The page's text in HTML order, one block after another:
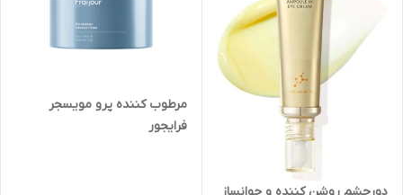
مرطوب کننده پرو مویسجر
فرایجور